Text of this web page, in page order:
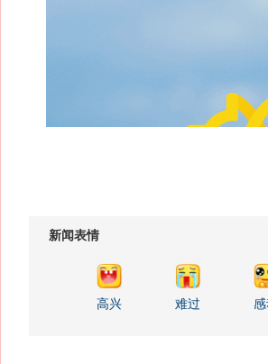
新闻表情
高兴 难过 感